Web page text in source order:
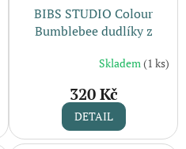
BIBS STUDIO Colour
Bumblebee dudlíky z
MixSkladem(1 ks)
320 Kč
DETAIL